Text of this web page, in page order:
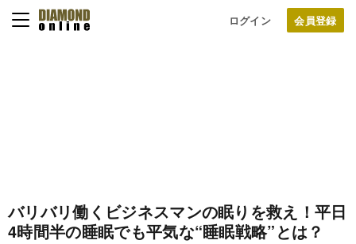
ログイン
バリバリ働くビジネスマンの眠りを救え！平日
4時間半の睡眠でも平気な“睡眠戦略”とは？